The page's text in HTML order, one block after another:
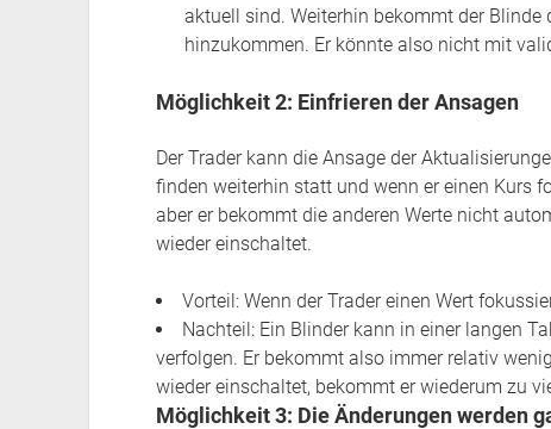
aktuell sind. Weiterhin bekommt der Blinde
hinzukommen. Er könnte also nicht mit
Möglichkeit 2: Einfrieren der Ansagen
Der Trader kann die Ansage der
finden weiterhin statt und wenn er einen Kurs
aber er bekommt die anderen Werte nicht
wieder einschaltet.
Vorteil: Wenn der Trader einen Wert
Nachteil: Ein Blinder kann in einer langen
verfolgen. Er bekommt also immer relativ
wieder einschaltet, bekommt er wiederum zu
Möglichkeit 3: Die Änderungen werden